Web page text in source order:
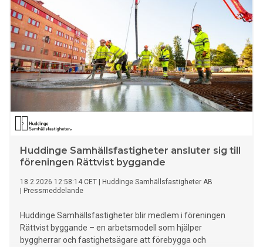
ledde till projektet ”Fair Play Bygg”. Deras gemensamma
syfte har hela tiden varit att främja ordning och reda, bra
förutsättningar på arbetsplatserna och ett bra
företagsklimat.
Huddinge Samhällsfastigheter ansluter sig till
föreningen Rättvist byggande
18.2.2026 12:58:14 CET
Huddinge Samhällsfastigheter AB
Pressmeddelande
Huddinge Samhällsfastigheter blir medlem i föreningen
Rättvist byggande – en arbetsmodell som hjälper
byggherrar och fastighetsägare att förebygga och